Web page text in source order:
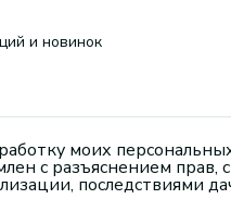
и новинок
моих
с разъяснением прав,
последствиями